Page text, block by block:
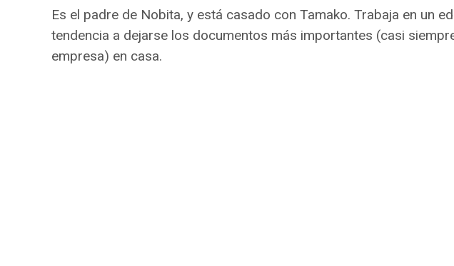
Es el padre de Nobita, y está casado con Tamako. Trabaja en un
tendencia a dejarse los documentos más importantes (casi
empresa) en casa.